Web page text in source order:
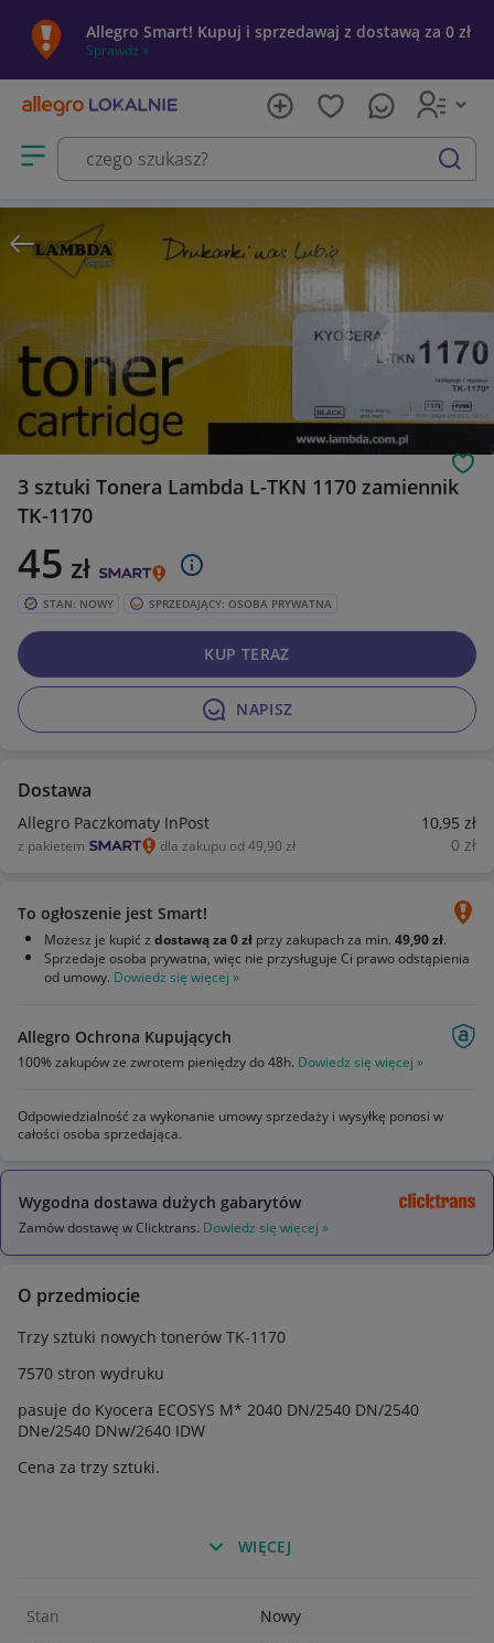
Allegro Smart! Kupuj i sprzedawaj z dostawą za 0 zł
Sprawdź »
Otwórz menu z kategoriami
szukaj
3 sztuki Tonera Lambda L-TKN 1170 zamiennik
TK-1170
45 zł
STAN: NOWY SPRZEDAJĄCY: OSOBA PRYWATNA
NAPISZ
KUP TERAZ
Dostawa
Allegro Paczkomaty InPost 10,95 zł
z pakietem dla zakupu od 49,90 zł 0 zł
To ogłoszenie jest Smart!
Możesz je kupić z dostawą za 0 zł przy zakupach za min. 49,90 zł.
Sprzedaje osoba prywatna, więc nie przysługuje Ci prawo odstąpienia
od umowy. Dowiedz się więcej »
Allegro Ochrona Kupujących
100% zakupów ze zwrotem pieniędzy do 48h. Dowiedz się więcej »
Odpowiedzialność za wykonanie umowy sprzedaży i wysyłkę ponosi w
całości osoba sprzedająca.
Wygodna dostawa dużych gabarytów
Zamów dostawę w Clicktrans. Dowiedz się więcej »
O przedmiocie
Trzy sztuki nowych tonerów TK-1170
7570 stron wydruku
pasuje do Kyocera ECOSYS M* 2040 DN/2540 DN/2540
DNe/2540 DNw/2640 IDW
Cena za trzy sztuki.
WIĘCEJ
Stan
Nowy